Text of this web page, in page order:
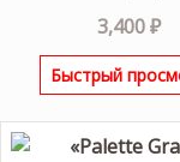
3,400₽
Быстрый